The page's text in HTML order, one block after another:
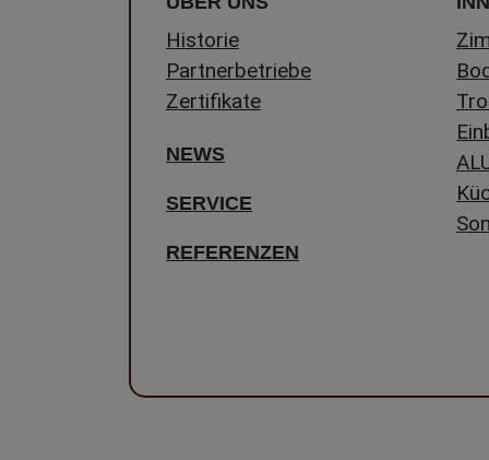
Historie
Partnerbetriebe
Zertifikate
NEWS
SERVICE
REFERENZEN